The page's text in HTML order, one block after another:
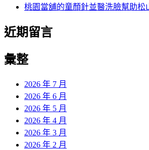
桃園當舖的童顏針並醫洗臉幫助松
近期留言
彙整
2026 年 7 月
2026 年 6 月
2026 年 5 月
2026 年 4 月
2026 年 3 月
2026 年 2 月